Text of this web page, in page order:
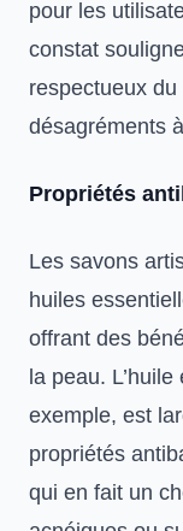
pour les
constat
respectueux
désagréments
Propriétés
Les savons
huiles
offrant des
la peau.
exemple, est
propriétés
qui en fait un